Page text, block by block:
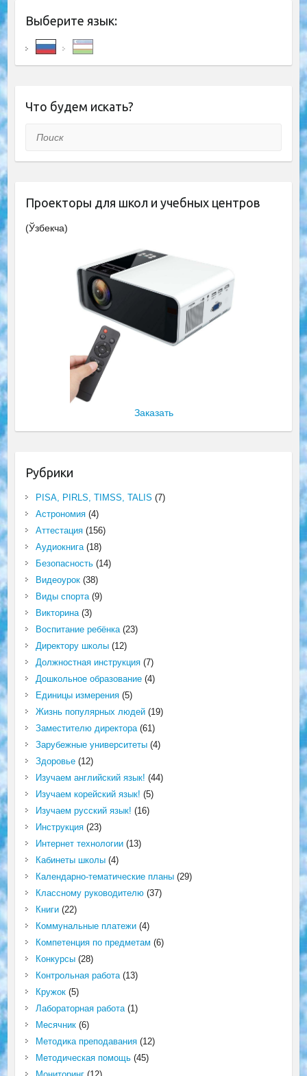
Выберите язык:
Что будем искать?
Поиск
Проекторы для школ и учебных центров
(Ўзбекча)
Заказать
Рубрики
PISA, PIRLS, TIMSS, TALIS (7)
Астрономия(4)
Аттестация(156)
Аудиокнига(18)
Безопасность(14)
Видеоурок(38)
Виды спорта(9)
Викторина(3)
Воспитание ребёнка(23)
Директору школы(12)
Должностная инструкция(7)
Дошкольное образование(4)
Единицы измерения(5)
Жизнь популярных людей(19)
Заместителю директора(61)
Зарубежные университеты(4)
Здоровье(12)
Изучаем английский язык! (44)
Изучаем корейский язык! (5)
Изучаем русский язык! (16)
Инструкция(23)
Интернет технологии(13)
Кабинеты школы(4)
Календарно-тематические планы(29)
Классному руководителю(37)
Книги(22)
Коммунальные платежи(4)
Компетенция по предметам (6)
Конкурсы(28)
Контрольная работа(13)
Кружок(5)
Лабораторная работа(1)
Месячник(6)
Методика преподавания(12)
Методическая помощь(45)